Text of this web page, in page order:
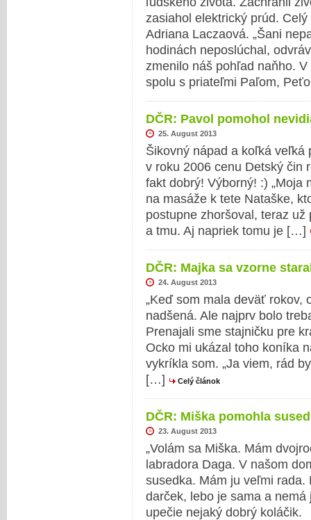
zasiahol elektrický prúd.
Adriana Laczaová. „Šani
hodinách neposlúchal,
zmenilo náš pohľad naňho.
spolu s priateľmi Paľom,
DČR: Pavol pomohol
25. August 2013
Šikovný nápad a koľká veľká
v roku 2006 cenu Detský čin
fakt dobrý! Výborný! :) „Moja
na masáže k tete Nataške,
postupne zhoršoval, teraz
a tmu. Aj napriek tomu je […]
DČR: Majka sa vzorne
24. August 2013
„Keď som mala deväť rokov,
nadšená. Ale najprv bolo
Prenajali sme stajničku pre
Ocko mi ukázal toho koníka
vykríkla som. „Ja viem, rád
[…]
Celý článok
DČR: Miška pomohla
23. August 2013
„Volám sa Miška. Mám
labradora Daga. V našom
susedka. Mám ju veľmi
darček, lebo je sama a
upečie nejaký dobrý